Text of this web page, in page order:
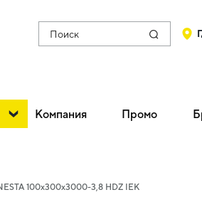
Поиск
Компания Промо
100х300х3000-3,8 HDZ IEK